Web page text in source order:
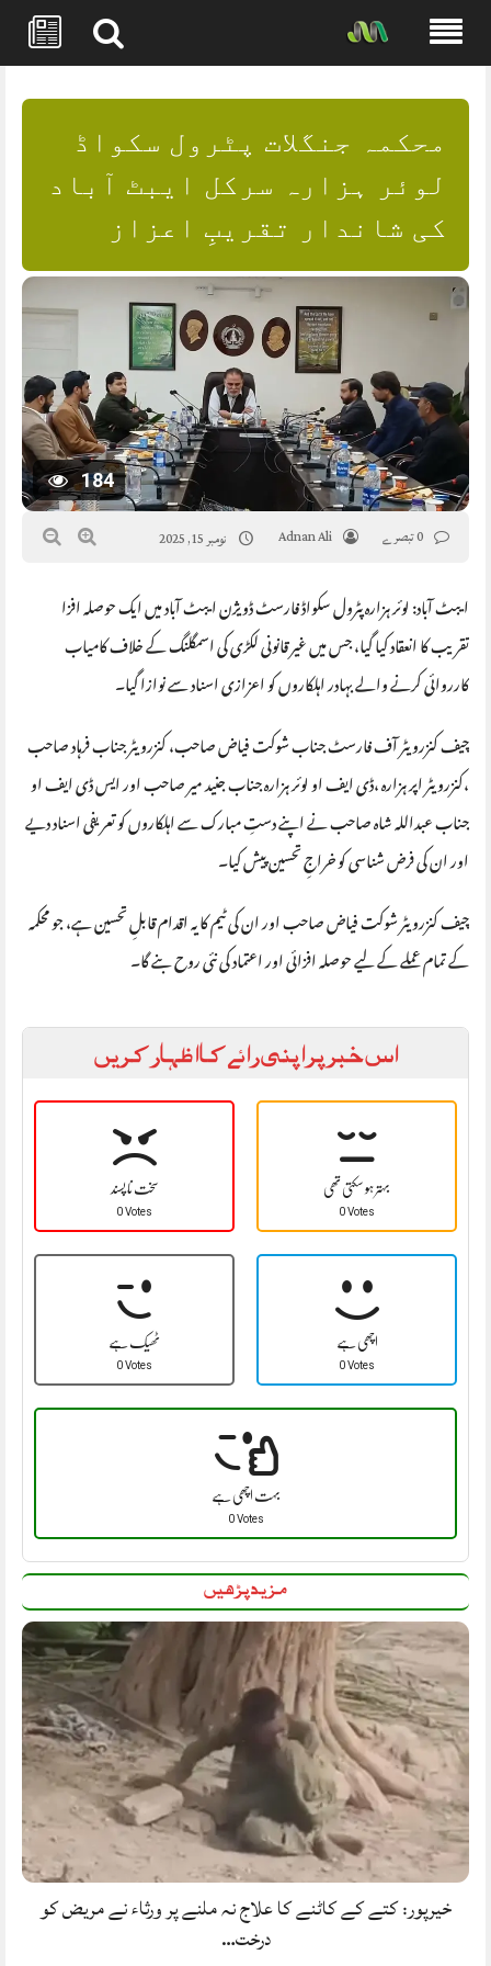
content
محکمہ جنگلات پٹرول سکواڈ
لوئر ہزارہ سرکل ایبٹ آباد
کی شاندار تقریبِ اعزاز
184
Adnan Ali نومبر 15, 2025
ایبٹ آباد: لوئر ہزارہ پٹرول سکواڈ فارسٹ ڈویژن ایبٹ آباد میں ایک حوصلہ افزا
تقریب کا انعقاد کیا گیا، جس میں غیر قانونی لکڑی کی اسمگلنگ کے خلاف کامیاب
کارروائی کرنے والے بہادر اہلکاروں کو اعزازی اسناد سے نوازا گیا۔
چیف کنزرویٹر آف فارسٹ جناب شوکت فیاض صاحب، کنزرویٹر جناب فرہاد صاحب
،کنزرویٹر اپر ہزارہ ،ڈی ایف او لوئر ہزارہ جناب جنید میر صاحب اور ایس ڈی ایف او
جناب عبداللہ شاہ صاحب نے اپنے دستِ مبارک سے اہلکاروں کو تعریفی اسناد دیے
اور ان کی فرض شناسی کو خراجِ تحسین پیش کیا۔
چیف کنزرویٹر شوکت فیاض صاحب اور ان کی ٹیم کا یہ اقدام قابلِ تحسین ہے، جو محکمہ
کے تمام عملے کے لیے حوصلہ افزائی اور اعتماد کی نئی روح بنے گا۔
اس خبر پر اپنی رائے کا اظہار کریں
سخت نا پسند
0 Votes
بہتر ہو سکتی تھی
0 Votes
ٹھیک ہے
0 Votes
اچھی ہے
0 Votes
بہت اچھی ہے
0 Votes
مزید پڑھیں
خیرپور: کتے کے کاٹنے کا علاج نہ ملنے پر ورثاء نے مریض کو
درخت…